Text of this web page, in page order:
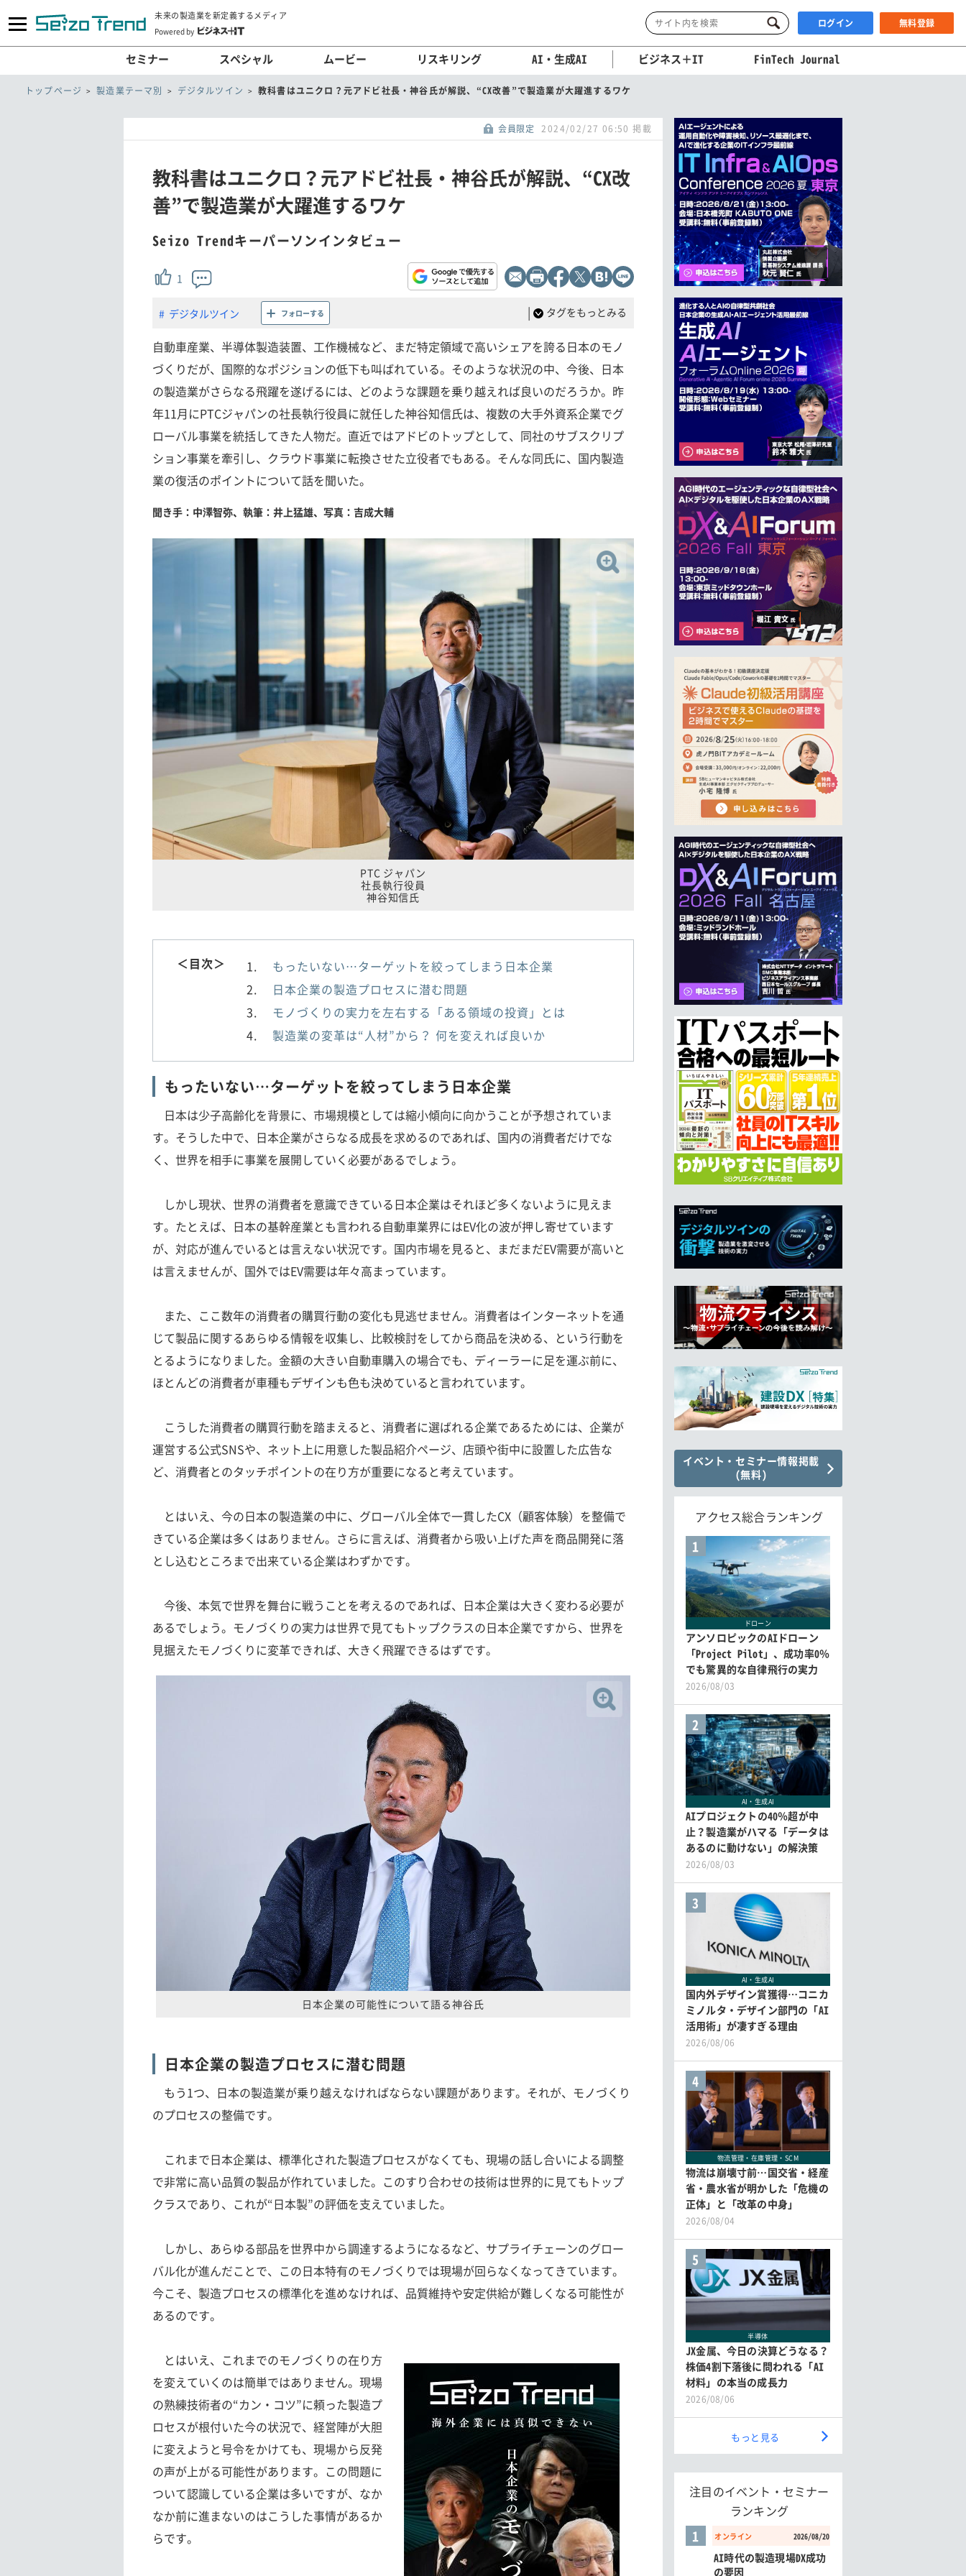
未来の製造業を新定義するメディア
Powered by
ログイン 無料登録
セミナー スペシャル ムービー リスキリング AI・生成AI ビジネス＋IT FinTech Journal
トップページ 製造業テーマ別 デジタルツイン 教科書はユニクロ？元アドビ社長・神谷氏が解説、“CX改善”で製造業が大躍進するワケ
会員限定 2024/02/27 06:50 掲載
教科書はユニクロ？元アドビ社長・神谷氏が解説、“CX改
善”で製造業が大躍進するワケ
Seizo Trendキーパーソンインタビュー
1
デジタルツイン フォローする | タグをもっとみる
自動車産業、半導体製造装置、工作機械など、まだ特定領域で高いシェアを誇る日本のモノ
づくりだが、国際的なポジションの低下も叫ばれている。そのような状況の中、今後、日本
の製造業がさらなる飛躍を遂げるには、どのような課題を乗り越えれば良いのだろうか。昨
年11月にPTCジャパンの社長執行役員に就任した神谷知信氏は、複数の大手外資系企業でグ
ローバル事業を統括してきた人物だ。直近ではアドビのトップとして、同社のサブスクリプ
ション事業を牽引し、クラウド事業に転換させた立役者でもある。そんな同氏に、国内製造
業の復活のポイントについて話を聞いた。
聞き手：中澤智弥、執筆：井上猛雄、写真：吉成大輔
PTC ジャパン
社長執行役員
神谷知信氏
＜目次＞
もったいない…ターゲットを絞ってしまう日本企業
日本企業の製造プロセスに潜む問題
モノづくりの実力を左右する「ある領域の投資」とは
製造業の変革は“人材”から？ 何を変えれば良いか
もったいない…ターゲットを絞ってしまう日本企業
日本は少子高齢化を背景に、市場規模としては縮小傾向に向かうことが予想されていま
す。そうした中で、日本企業がさらなる成長を求めるのであれば、国内の消費者だけでな
く、世界を相手に事業を展開していく必要があるでしょう。
しかし現状、世界の消費者を意識できている日本企業はそれほど多くないように見えま
す。たとえば、日本の基幹産業とも言われる自動車業界にはEV化の波が押し寄せています
が、対応が進んでいるとは言えない状況です。国内市場を見ると、まだまだEV需要が高いと
は言えませんが、国外ではEV需要は年々高まっています。
また、ここ数年の消費者の購買行動の変化も見逃せません。消費者はインターネットを通
じて製品に関するあらゆる情報を収集し、比較検討をしてから商品を決める、という行動を
とるようになりました。金額の大きい自動車購入の場合でも、ディーラーに足を運ぶ前に、
ほとんどの消費者が車種もデザインも色も決めていると言われています。
こうした消費者の購買行動を踏まえると、消費者に選ばれる企業であるためには、企業が
運営する公式SNSや、ネット上に用意した製品紹介ページ、店頭や街中に設置した広告な
ど、消費者とのタッチポイントの在り方が重要になると考えています。
とはいえ、今の日本の製造業の中に、グローバル全体で一貫したCX（顧客体験）を整備で
きている企業は多くはありません。さらに言えば、消費者から吸い上げた声を商品開発に落
とし込むところまで出来ている企業はわずかです。
今後、本気で世界を舞台に戦うことを考えるのであれば、日本企業は大きく変わる必要が
あるでしょう。モノづくりの実力は世界で見てもトップクラスの日本企業ですから、世界を
見据えたモノづくりに変革できれば、大きく飛躍できるはずです。
日本企業の可能性について語る神谷氏
日本企業の製造プロセスに潜む問題
もう1つ、日本の製造業が乗り越えなければならない課題があります。それが、モノづくり
のプロセスの整備です。
これまで日本企業は、標準化された製造プロセスがなくても、現場の話し合いによる調整
で非常に高い品質の製品が作れていました。このすり合わせの技術は世界的に見てもトップ
クラスであり、これが“日本製”の評価を支えていました。
しかし、あらゆる部品を世界中から調達するようになるなど、サプライチェーンのグロー
バル化が進んだことで、この日本特有のモノづくりでは現場が回らなくなってきています。
今こそ、製造プロセスの標準化を進めなければ、品質維持や安定供給が難しくなる可能性が
あるのです。
とはいえ、これまでのモノづくりの在り方
を変えていくのは簡単ではありません。現場
の熟練技術者の“カン・コツ”に頼った製造プ
ロセスが根付いた今の状況で、経営陣が大胆
に変えようと号令をかけても、現場から反発
の声が上がる可能性があります。この問題に
ついて認識している企業は多いですが、なか
なか前に進まないのはこうした事情があるか
らです。
イベント・セミナー情報掲載
(無料)
アクセス総合ランキング
1
ドローン
アンソロピックのAIドローン
「Project Pilot」、成功率0％
でも驚異的な自律飛行の実力
2026/08/03
2
AI・生成AI
AIプロジェクトの40％超が中
止？製造業がハマる「データは
あるのに動けない」の解決策
2026/08/03
3
AI・生成AI
国内外デザイン賞獲得…コニカ
ミノルタ・デザイン部門の「AI
活用術」が凄すぎる理由
2026/08/06
4
物流管理・在庫管理・SCM
物流は崩壊寸前…国交省・経産
省・農水省が明かした「危機の
正体」と「改革の中身」
2026/08/04
5
半導体
JX金属、今日の決算どうなる？
株価4割下落後に問われる「AI
材料」の本当の成長力
2026/08/06
もっと見る
注目のイベント・セミナー
ランキング
オンライン 2026/08/20
1
AI時代の製造現場DX成功
の要因